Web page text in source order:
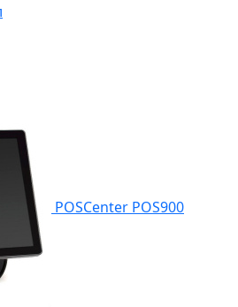
POSCenter POS900